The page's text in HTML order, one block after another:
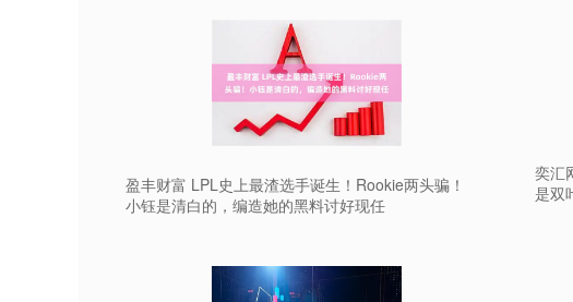
盈丰财富 LPL史上最渣选手诞生！Rookie两头骗！
小钰是清白的，编造她的黑料讨好现任
奕汇
是双